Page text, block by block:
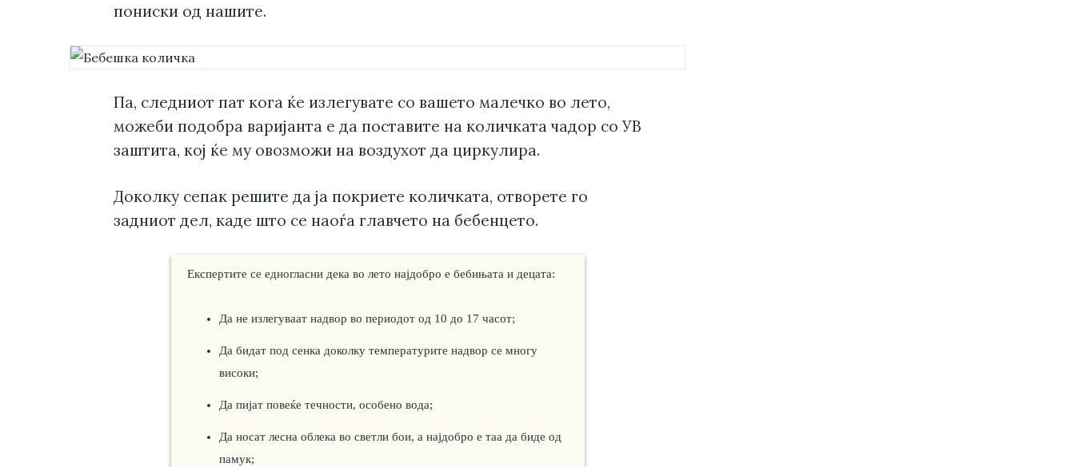
пониски од нашите.
Па, следниот пат кога ќе излегувате со вашето малечко во лето,
можеби подобра варијанта е да поставите на количката чадор со УВ
заштита, кој ќе му овозможи на воздухот да циркулира.
Доколку сепак решите да ја покриете количката, отворете го
задниот дел, каде што се наоѓа главчето на бебенцето.
Експертите се едногласни дека во лето најдобро е бебињата и децата:
Да не излегуваат надвор во периодот од 10 до 17 часот;
Да бидат под сенка доколку температурите надвор се многу
високи;
Да пијат повеќе течности, особено вода;
Да носат лесна облека во светли бои, а најдобро е таа да биде од
памук;